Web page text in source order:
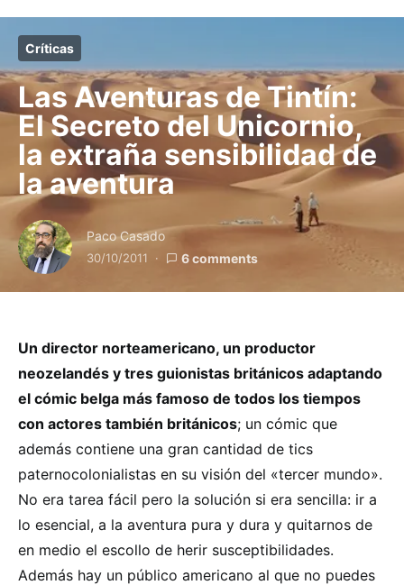
Críticas
Las Aventuras de Tintín:
El Secreto del Unicornio,
la extraña sensibilidad de
la aventura
Paco Casado
30/10/2011 6 comments
Un director norteamericano, un productor
neozelandés y tres guionistas británicos adaptando
el cómic belga más famoso de todos los tiempos
con actores también británicos; un cómic que
además contiene una gran cantidad de tics
paternocolonialistas en su visión del «tercer mundo».
No era tarea fácil pero la solución si era sencilla: ir a
lo esencial, a la aventura pura y dura y quitarnos de
en medio el escollo de herir susceptibilidades.
Además hay un público americano al que no puedes